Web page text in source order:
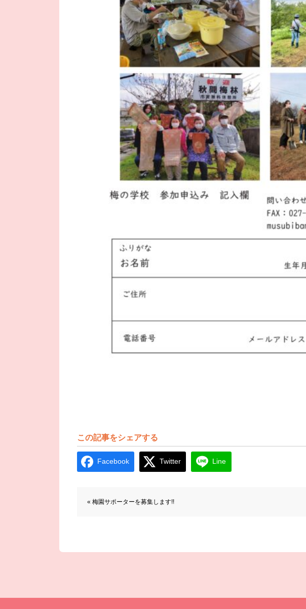
この記事をシェアする
Facebook Twitter Line
« 梅園サポーターを募集します!!